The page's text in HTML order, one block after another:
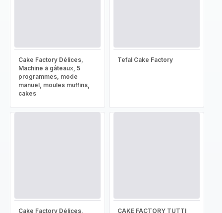
Cake Factory Délices,
Machine à gâteaux, 5
programmes, mode
manuel, moules muffins,
cakes
Tefal Cake Factory
Cake Factory Délices,
CAKE FACTORY TUTTI